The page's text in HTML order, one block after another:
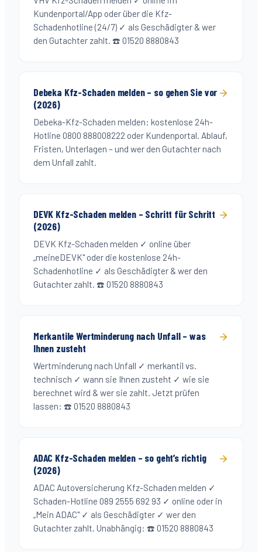
Kundenportal/App oder über die Kfz-
Schadenhotline (24/7) ✓ als Geschädigter & wer
den Gutachter zahlt. ☎️ 01520 8880843
Debeka Kfz-Schaden melden – so gehen Sie vor
(2026)
Debeka-Kfz-Schaden melden: kostenlose 24h-
Hotline 0800 888008222 oder Kundenportal. Ablauf,
Fristen, Unterlagen – und wer den Gutachter nach
dem Unfall zahlt.
DEVK Kfz-Schaden melden – Schritt für Schritt
(2026)
DEVK Kfz-Schaden melden ✓ online über
„meineDEVK" oder die kostenlose 24h-
Schadenhotline ✓ als Geschädigter & wer den
Gutachter zahlt. ☎️ 01520 8880843
Merkantile Wertminderung nach Unfall – was
Ihnen zusteht
Wertminderung nach Unfall ✓ merkantil vs.
technisch ✓ wann sie Ihnen zusteht ✓ wie sie
berechnet wird & wer sie zahlt. Jetzt prüfen
lassen: ☎️ 01520 8880843
ADAC Kfz-Schaden melden – so geht’s richtig
(2026)
ADAC Autoversicherung Kfz-Schaden melden ✓
Schaden-Hotline 089 2555 692 93 ✓ online oder in
„Mein ADAC" ✓ als Geschädigter ✓ wer den
Gutachter zahlt. Unabhängig: ☎️ 01520 8880843